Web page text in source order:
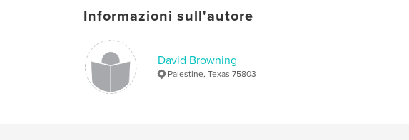
Informazioni sull'autore
David Browning
Palestine, Texas 75803